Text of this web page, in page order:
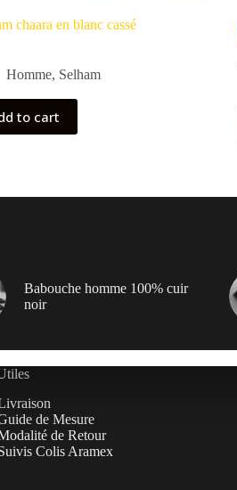
chaara en blanc cassé
Homme, Selham
to cart
Babouche homme 100% cuir
noir
de Mesure
de Retour
Colis Aramex